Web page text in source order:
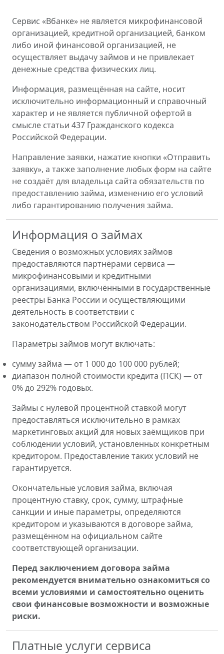
Сервис «Вбанке» не является микрофинансовой
организацией, кредитной организацией, банком
либо иной финансовой организацией, не
осуществляет выдачу займов и не привлекает
денежные средства физических лиц.
Информация, размещённая на сайте, носит
исключительно информационный и справочный
характер и не является публичной офертой в
смысле статьи 437 Гражданского кодекса
Российской Федерации.
Направление заявки, нажатие кнопки «Отправить
заявку», а также заполнение любых форм на сайте
не создаёт для владельца сайта обязательств по
предоставлению займа, изменению его условий
либо гарантированию получения займа.
Информация о займах
Сведения о возможных условиях займов
предоставляются партнёрами сервиса —
микрофинансовыми и кредитными
организациями, включёнными в государственные
реестры Банка России и осуществляющими
деятельность в соответствии с
законодательством Российской Федерации.
Параметры займов могут включать:
сумму займа — от 1 000 до 100 000 рублей;
диапазон полной стоимости кредита (ПСК) — от
0% до 292% годовых.
Займы с нулевой процентной ставкой могут
предоставляться исключительно в рамках
маркетинговых акций для новых заёмщиков при
соблюдении условий, установленных конкретным
кредитором. Предоставление таких условий не
гарантируется.
Окончательные условия займа, включая
процентную ставку, срок, сумму, штрафные
санкции и иные параметры, определяются
кредитором и указываются в договоре займа,
размещённом на официальном сайте
соответствующей организации.
Перед заключением договора займа
рекомендуется внимательно ознакомиться со
всеми условиями и самостоятельно оценить
свои финансовые возможности и возможные
риски.
Платные услуги сервиса